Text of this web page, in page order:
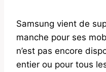
Samsung vient de
manche pour ses
n’est pas encore
entier ou pour tous